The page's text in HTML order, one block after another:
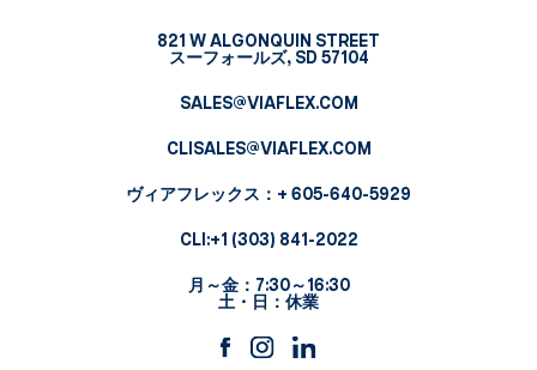
821 W ALGONQUIN STREET
スーフォールズ, SD 57104
SALES@VIAFLEX.COM
CLISALES@VIAFLEX.COM
ヴィアフレックス ：+ 605-640-5929
CLI:+1 (303) 841-2022
月～金：7:30～16:30
土・日：休業